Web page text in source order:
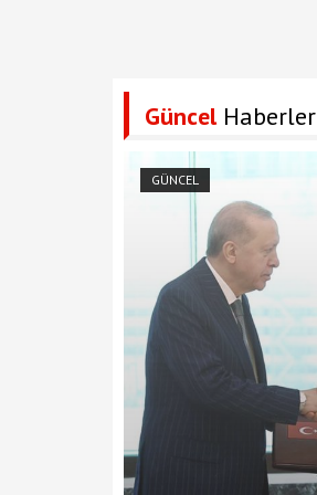
GüncelHaberler
GÜNCEL